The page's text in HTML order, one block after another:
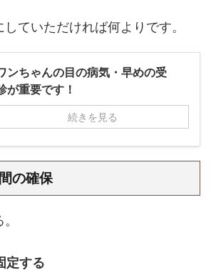
ていただければ何よりです。
ンちゃんの目の病気・早めの受
が重要です！
続きを見る
の確保
定する